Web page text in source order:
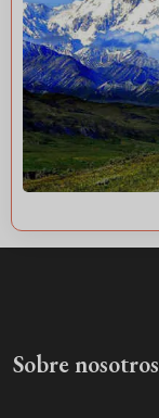
Sobre nosotros